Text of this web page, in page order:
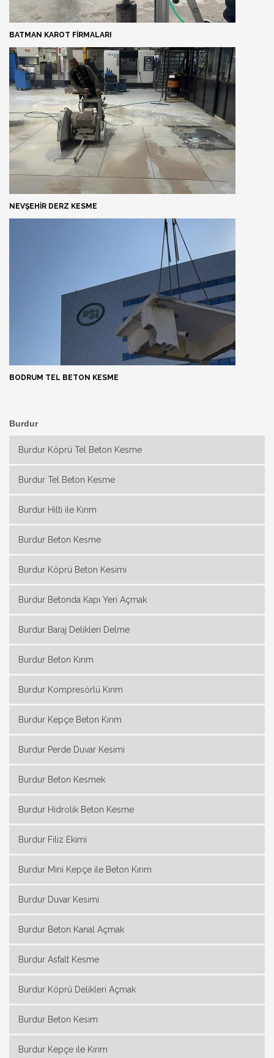
BATMAN KAROT FIRMALARI
NEVŞEHIR DERZ KESME
BODRUM TEL BETON KESME
Burdur
Burdur Köprü Tel Beton Kesme
Burdur Tel Beton Kesme
Burdur Hilti ile Kırım
Burdur Beton Kesme
Burdur Köprü Beton Kesimi
Burdur Betonda Kapı Yeri Açmak
Burdur Baraj Delikleri Delme
Burdur Beton Kırım
Burdur Kompresörlü Kırım
Burdur Kepçe Beton Kırım
Burdur Perde Duvar Kesimi
Burdur Beton Kesmek
Burdur Hidrolik Beton Kesme
Burdur Filiz Ekimi
Burdur Mini Kepçe ile Beton Kırım
Burdur Duvar Kesimi
Burdur Beton Kanal Açmak
Burdur Asfalt Kesme
Burdur Köprü Delikleri Açmak
Burdur Beton Kesim
Burdur Kepçe ile Kırım